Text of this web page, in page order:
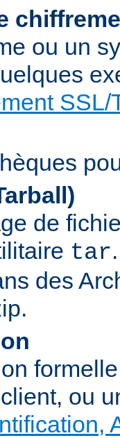
ou un
SSL/
de
tar
des
ou